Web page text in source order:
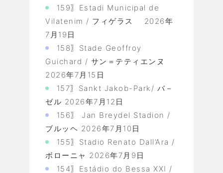
159〗Estadi Municipal de
Vilatenim / フィゲラス
2026年
7月19日
158〗Stade Geoffroy
Guichard / サン＝テティエンヌ
2026年7月15日
157〗Sankt Jakob-Park/ バ－
ゼル 2026年7月12日
156〗 Jan Breydel Stadion /
ブルッヘ 2026年7月10日
155〗Stadio Renato Dall’Ara /
ボローニャ 2026年7月9日
154〗Estádio do Bessa XXI /